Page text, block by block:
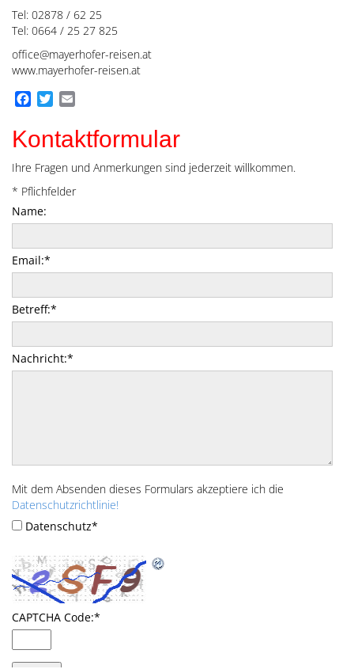
Tel: 02878 / 62 25
Tel: 0664 / 25 27 825
office@mayerhofer-reisen.at
www.mayerhofer-reisen.at
Facebook
Twitter
Kontaktformular
Ihre Fragen und Anmerkungen sind jederzeit willkommen.
* Pflichfelder
Name:
Email:*
Betreff:*
Nachricht:*
Mit dem Absenden dieses Formulars akzeptiere ich die
Datenschutzrichtlinie!
Datenschutz*
CAPTCHA Code:*